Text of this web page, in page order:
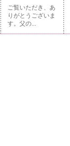
ご覧いただき、あ
りがとうございま
す。父の...